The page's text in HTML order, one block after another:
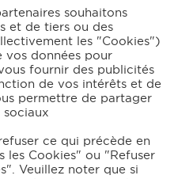
Méditerranéens
souhaitons
et de tiers ou des
les "Cookies")
vos données pour
fournir des publicités
de vos intérêts et de
permettre de partager
sociaux
ce qui précède en
les Cookies" ou "Refuser
Veuillez noter que si